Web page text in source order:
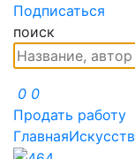
Подписаться
поиск
0 0
Продать работу
Главная